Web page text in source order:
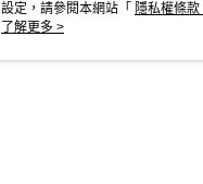
設定，請參閱本網站「 隱私權條款
使用 cookie。
了解更多 >